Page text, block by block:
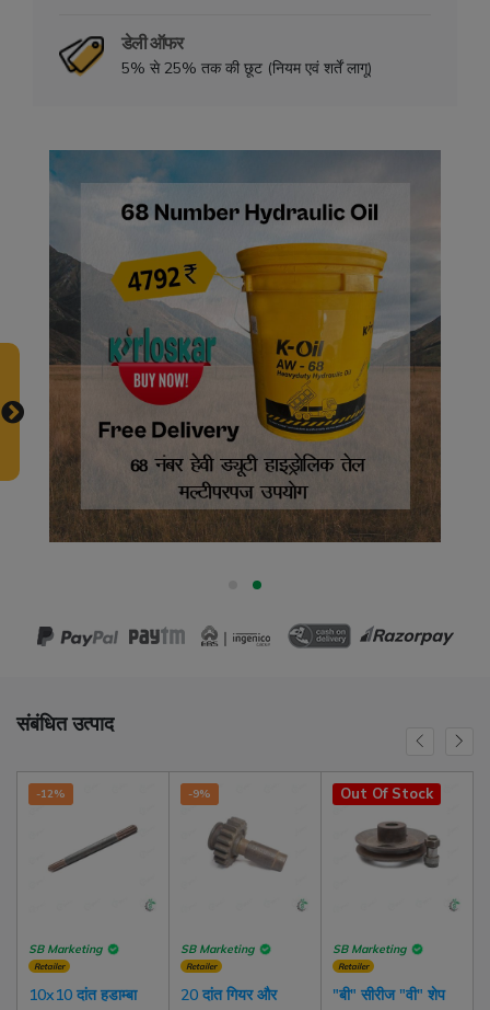
डेली ऑफर
5% से 25% तक की छूट (नियम एवं शर्तें लागू)
संबंधित उत्पाद
-12%
SB Marketing
Retailer
10x10 दांत हडाम्बा
-9%
SB Marketing
Retailer
20 दांत गियर और
Out Of Stock
SB Marketing
Retailer
"बी" सीरीज "वी" शेप